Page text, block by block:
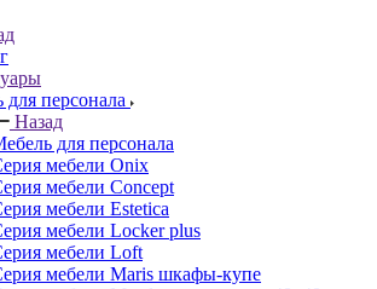
персонала
Назад
для персонала
мебели Onix
мебели Concept
мебели Estetica
мебели Locker plus
мебели Loft
мебели Maris шкафы-купе